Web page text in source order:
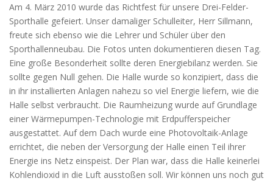
Am 4. März 2010 wurde das Richtfest für unsere Drei-Felder-
Sporthalle gefeiert. Unser damaliger Schulleiter, Herr Sillmann,
freute sich ebenso wie die Lehrer und Schüler über den
Sporthallenneubau. Die Fotos unten dokumentieren diesen Tag.
Eine große Besonderheit sollte deren Energiebilanz werden. Sie
sollte gegen Null gehen. Die Halle wurde so konzipiert, dass die
in ihr installierten Anlagen nahezu so viel Energie liefern, wie die
Halle selbst verbraucht. Die Raumheizung wurde auf Grundlage
einer Wärmepumpen-Technologie mit Erdpufferspeicher
ausgestattet. Auf dem Dach wurde eine Photovoltaik-Anlage
errichtet, die neben der Versorgung der Halle einen Teil ihrer
Energie ins Netz einspeist. Der Plan war, dass die Halle keinerlei
Kohlendioxid in die Luft ausstoßen soll. Wir können uns noch gut